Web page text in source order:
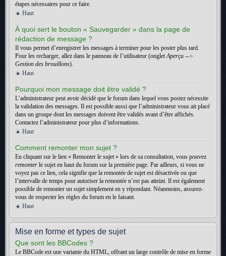
étapes nécessaires pour ce faire.
Haut
À quoi sert le bouton « Sauvegarder » dans la page de
rédaction de message ?
Il vous permet d’enregistrer les messages à terminer pour les poster plus tard.
Pour les recharger, allez dans le panneau de l’utilisateur (ongletAperçu -->
Gestion des brouillons).
Haut
Pourquoi mon message doit être validé ?
L’administrateur peut avoir décidé que le forum dans lequel vous postez nécessite
la validation des messages. Il est possible aussi que l’administrateur vous ait placé
dans un groupe dont les messages doivent être validés avant d’être affichés.
Contactez l’administrateur pour plus d’informations.
Haut
Comment remonter mon sujet ?
En cliquant sur le lien « Remonter le sujet » lors de sa consultation, vous pouvez
remonter le sujet en haut du forum sur la première page. Par ailleurs, si vous ne
voyez pas ce lien, cela signifie que la remontée de sujet est désactivée ou que
l’intervalle de temps pour autoriser la remontée n’est pas atteint. Il est également
possible de remonter un sujet simplement en y répondant. Néanmoins, assurez-
vous de respecter les règles du forum en le faisant.
Haut
Mise en forme et types de sujet
Que sont les BBCodes ?
Le BBCode est une variante du HTML, offrant un large contrôle de mise en forme